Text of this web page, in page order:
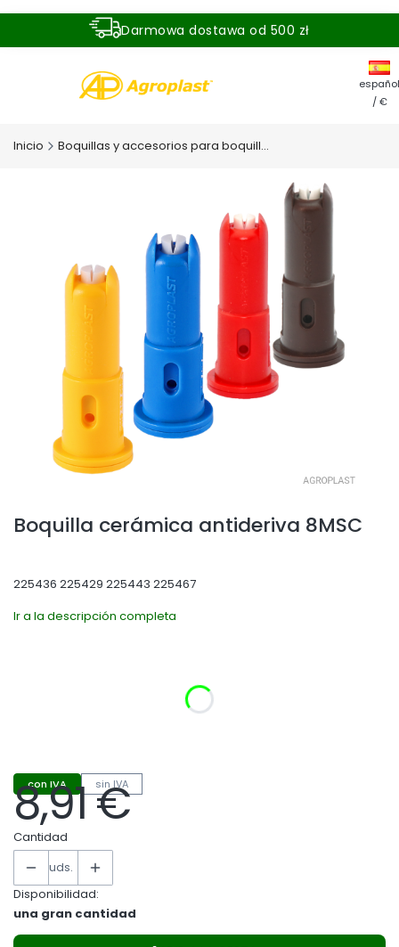
Darmowa dostawa od 500 zł
español
/ €
Inicio Boquillas y accesorios para boquillas
Boquilla cerámica antideriva 8MSC
225436 225429 225443 225467
Ir a la descripción completa
Rendimiento según ISO (color)
con IVA sin IVA
Precio
8,91 €
Cantidad
uds.
Disponibilidad:
una gran cantidad